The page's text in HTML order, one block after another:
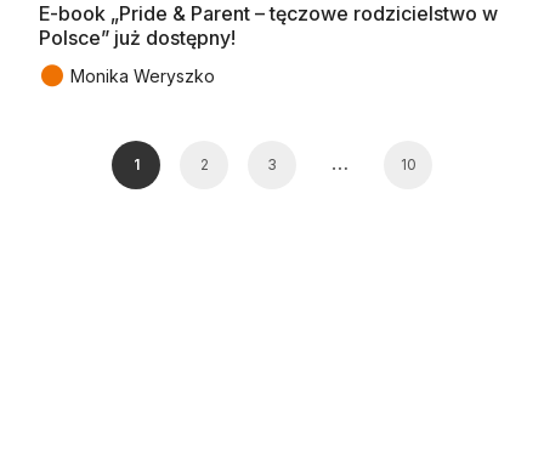
E-book „Pride & Parent – tęczowe rodzicielstwo w
Polsce” już dostępny!
● Monika Weryszko
1 2 3 … 10